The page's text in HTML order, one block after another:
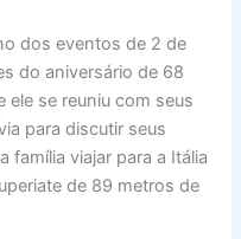
dos eventos de 2 de
do aniversário de 68
ele se reuniu com seus
para discutir seus
família viajar para a Itália
de 89 metros de